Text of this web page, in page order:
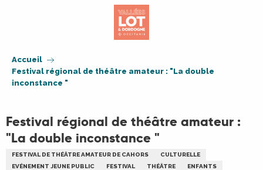
Accueil
Festival régional de théâtre amateur : "La double
inconstance "
Festival régional de théâtre amateur :
"La double inconstance "
FESTIVAL DE THÉÂTRE AMATEUR DE CAHORS
CULTURELLE
EVÉNEMENT JEUNE PUBLIC
FESTIVAL THÉÂTRE
ENFANTS